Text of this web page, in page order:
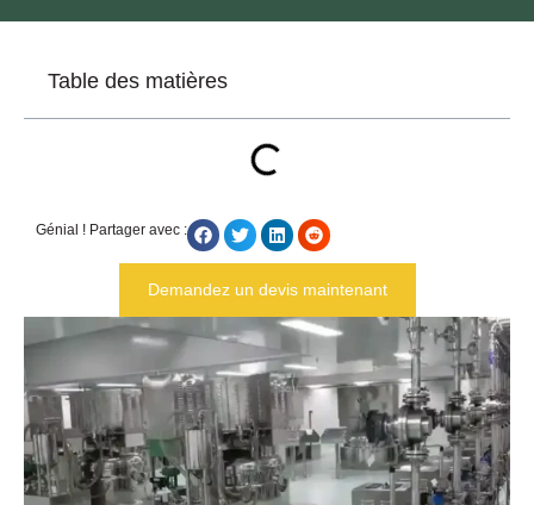
Table des matières
Génial ! Partager avec :
Demandez un devis maintenant